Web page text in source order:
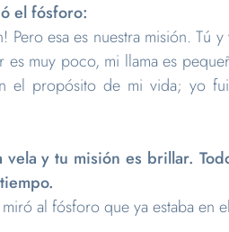
el fósforo:
Pero esa es nuestra misión.
muy poco, mi llama es
el propósito de mi vida; yo
vela y tu misión es brillar.
al fósforo que ya estaba en